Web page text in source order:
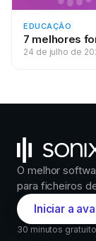
EDUCAÇÃO
7 melhores
24 de julho de
O melhor
para ficheiros
Iniciar a
30 minutos